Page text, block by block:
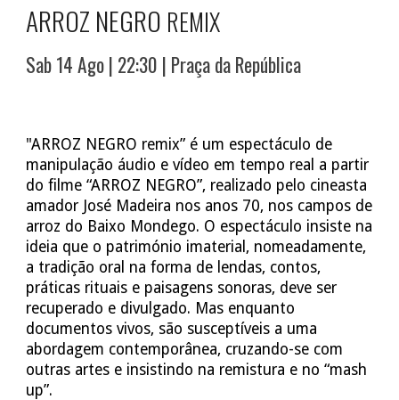
ARROZ NEGRO REMIX
Sab14Ago| 22:30 | Praça da República
"ARROZ NEGRO remix” é um espectáculo de
manipulação áudio e vídeo em tempo real a partir
do filme “ARROZ NEGRO”, realizado pelo cineasta
amador José Madeira nos anos 70, nos campos de
arroz do Baixo Mondego. O espectáculo insiste na
ideia que o património imaterial, nomeadamente,
a tradição oral na forma de lendas, contos,
práticas rituais e paisagens sonoras, deve ser
recuperado e divulgado. Mas enquanto
documentos vivos, são susceptíveis a uma
abordagem contemporânea, cruzando-se com
outras artes e insistindo na remistura e no “mash
up”.